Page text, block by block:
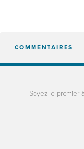
COMMENTAIRES
Soyez le premier